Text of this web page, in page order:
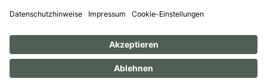
anders angegeben.
© 1956 - 2026 Gewürz- und Teehaus Schnorr - with
ImpressumAGBWiderrufsbelehrungenDatenschutz
Barrierefreiheit